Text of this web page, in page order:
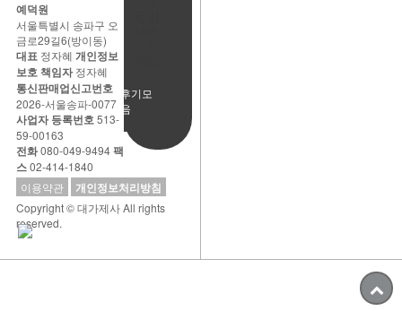
사용후기모
음
예덕원
서울특별시 송파구 오
금로29길6(방이동)
대표 정자혜 개인정보
보호 책임자정자혜
통신판매업신고번호
2026-서울송파-0077
사업자 등록번호513-
59-00163
전화080-049-9494팩
스02-414-1840
이용약관
개인정보처리방침
Copyright © 대가제사 All rights
reserved.